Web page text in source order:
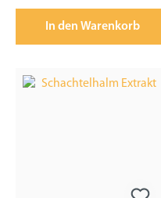
In den Warenkorb